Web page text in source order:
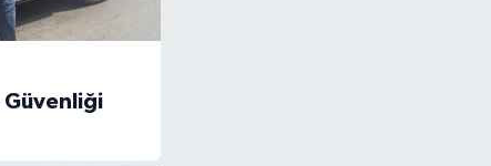
Güvenliği